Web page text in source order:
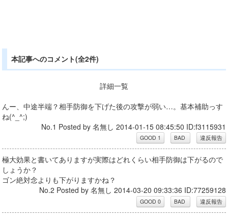
本記事へのコメント(全2件)
詳細一覧
んー、中途半端？相手防御を下げた後の攻撃が弱い…。基本補助っす
ね(^_^;)
No.1 Posted by 名無し 2014-01-15 08:45:50 ID:f3115931
極大効果と書いてありますが実際はどれくらい相手防御は下がるので
しょうか？
ゴン絶対念よりも下がりますかね？
No.2 Posted by 名無し 2014-03-20 09:33:36 ID:77259128